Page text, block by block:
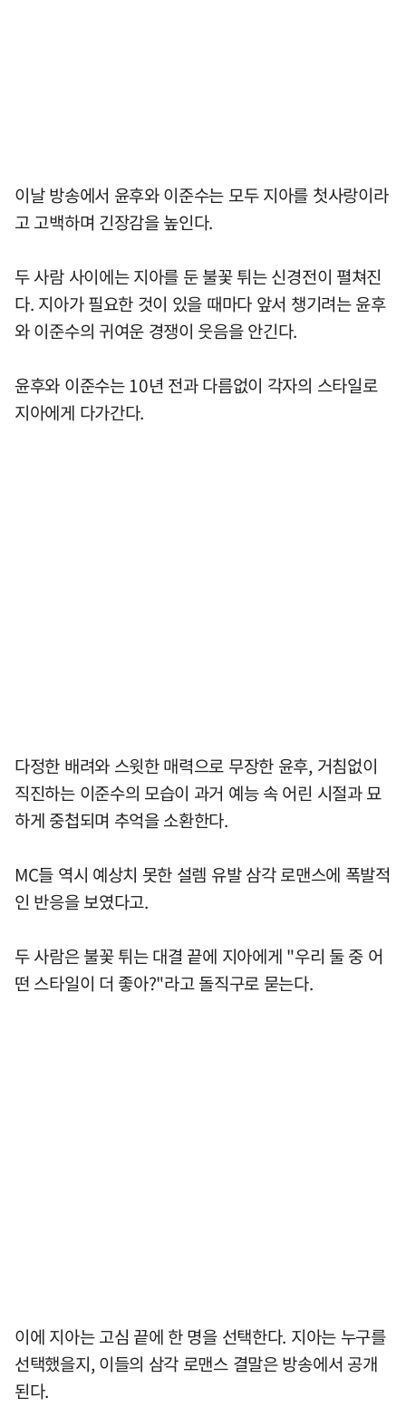
이날 방송에서 윤후와 이준수는 모두 지아를 첫사랑이라
고 고백하며 긴장감을 높인다.
두 사람 사이에는 지아를 둔 불꽃 튀는 신경전이 펼쳐진
다. 지아가 필요한 것이 있을 때마다 앞서 챙기려는 윤후
와 이준수의 귀여운 경쟁이 웃음을 안긴다.
윤후와 이준수는 10년 전과 다름없이 각자의 스타일로
지아에게 다가간다.
다정한 배려와 스윗한 매력으로 무장한 윤후, 거침없이
직진하는 이준수의 모습이 과거 예능 속 어린 시절과 묘
하게 중첩되며 추억을 소환한다.
MC들 역시 예상치 못한 설렘 유발 삼각 로맨스에 폭발적
인 반응을 보였다고.
두 사람은 불꽃 튀는 대결 끝에 지아에게 "우리 둘 중 어
떤 스타일이 더 좋아?"라고 돌직구로 묻는다.
이에 지아는 고심 끝에 한 명을 선택한다. 지아는 누구를
선택했을지, 이들의 삼각 로맨스 결말은 방송에서 공개
된다.